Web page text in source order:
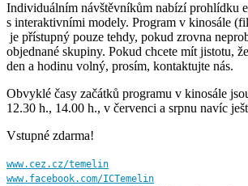
Individuálním návštěvníkům nabízí prohlídku
s interaktivními modely. Program v kinosále
je přístupný pouze tehdy, pokud zrovna
objednané skupiny. Pokud chcete mít jistotu,
den a hodinu volný, prosím, kontaktujte nás.
Obvyklé časy začátků programu v kinosále
12.30 h., 14.00 h., v červenci a srpnu navíc
Vstupné zdarma!
www.cez.cz/temelin
www.facebook.com/ICTemelin